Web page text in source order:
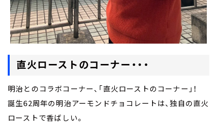
直火ローストのコーナー・・・
明治とのコラボコーナー、「直火ローストのコーナー」！
誕生62周年の明治アーモンドチョコレートは、独自の直火
ローストで香ばしい。